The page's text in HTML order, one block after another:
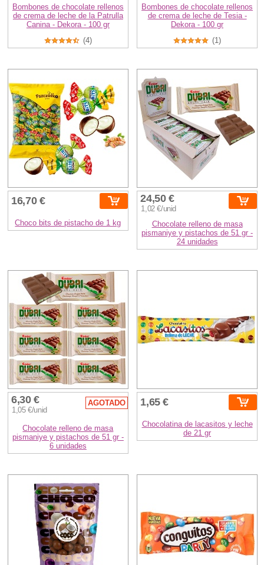
Bombones de chocolate rellenos
de crema de leche de la Patrulla
Canina - Dekora - 100 gr
(4)
Bombones de chocolate rellenos
de crema de leche de Tesia -
Dekora - 100 gr
(1)
16,70 €
Choco bits de pistacho de 1 kg
24,50 €
1,02 €/unid
Chocolate relleno de masa
pismaniye y pistachos de 51 gr -
24 unidades
6,30 €
1,05 €/unid
AGOTADO
Chocolate relleno de masa
pismaniye y pistachos de 51 gr -
6 unidades
1,65 €
Chocolatina de lacasitos y leche
de 21 gr